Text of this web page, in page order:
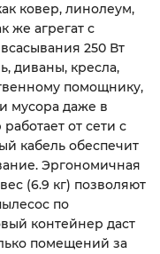
ковер, линолеум,
же агрегат с
250 Вт
диваны, кресла,
помощнику,
мусора даже в
от сети с
кабель обеспечит
Эргономичная
(6.9 кг) позволяют
по
контейнер даст
помещений за